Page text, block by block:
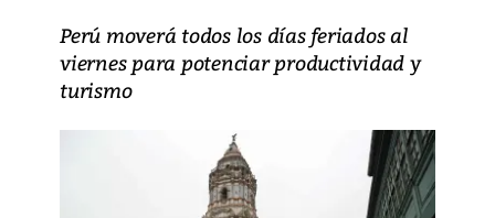
Perú moverá todos los días feriados al
viernes para potenciar productividad y
turismo